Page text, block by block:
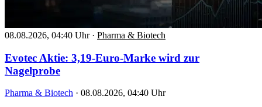
08.08.2026, 04:40 Uhr · Pharma & Biotech
Evotec Aktie: 3,19-Euro-Marke wird zur
Nagelprobe
Pharma & Biotech · 08.08.2026, 04:40 Uhr